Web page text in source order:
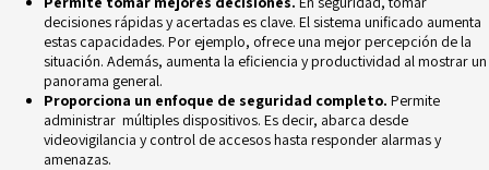
decisionesrápidas y acertadas es clave. El sistema unificado aumenta
estas capacidades. Por ejemplo, ofrece una mejor percepción de la
situación. Además, aumenta la eficiencia y productividad al mostrar un
panorama general.
Proporciona un enfoque de seguridad completo. Permite
administrar múltiples dispositivos. Es decir, abarca desde
videovigilancia y control de accesos hasta responder alarmas y
amenazas.